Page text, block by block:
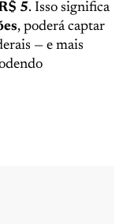
5. Isso significa
, poderá captar
— e mais